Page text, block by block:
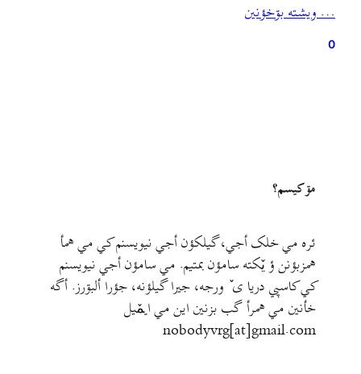
در مورد حریم دریای کاسپین مسائل مهمی رو مطرح کرده.…
… ويشته بۊخؤنين
0
مۊ کيسم؟
ئره مي خلک أجي، گيلکؤن أجي نيويسنم کي مي همأ
همزبؤنن ؤ يٚکته سامؤن بمتيم. مي سامؤن أجي نيويسنم
کي کاسپي دريا ی ٚ ورجه، جيرا گيلؤنه، جؤرا ألبۊرز. أگه
خأنين مي همرأ گب بزنين اين مي ايمٚیل‌ ‌
nobodyvrg[at]gmail.com